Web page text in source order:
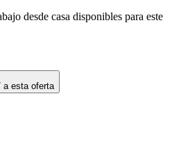
desde casa disponibles para este
a esta oferta